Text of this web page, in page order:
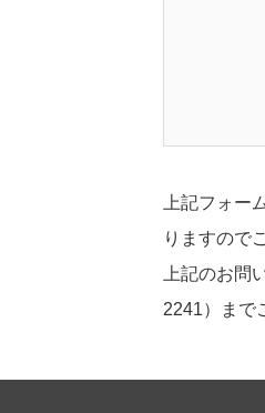
上記フォー
りますので
上記のお問
2241）まで